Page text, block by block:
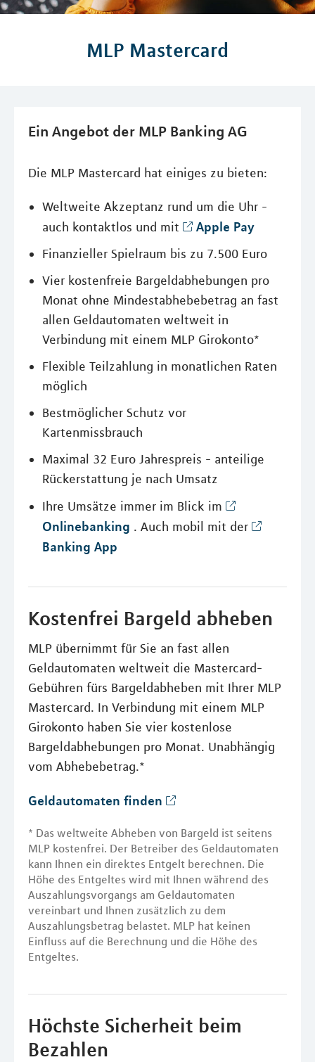
MLP Mastercard
Ein Angebot der MLP Banking AG
Die MLP Mastercard hat einiges zu bieten:
Weltweite Akzeptanz rund um die Uhr -
auch kontaktlos und mit
Apple Pay
Finanzieller Spielraum bis zu 7.500 Euro
Vier kostenfreie Bargeldabhebungen pro
Monat ohne Mindestabhebebetrag an fast
allen Geldautomaten weltweit in
Verbindung mit einem MLP Girokonto*
Flexible Teilzahlung in monatlichen Raten
möglich
Bestmöglicher Schutz vor
Kartenmissbrauch
Maximal 32 Euro Jahrespreis - anteilige
Rückerstattung je nach Umsatz
Ihre Umsätze immer im Blick im
Onlinebanking . Auch mobil mit der
Banking App
Kostenfrei Bargeld abheben
MLP übernimmt für Sie an fast allen
Geldautomaten weltweit die Mastercard-
Gebühren fürs Bargeldabheben mit Ihrer MLP
Mastercard. In Verbindung mit einem MLP
Girokonto haben Sie vier kostenlose
Bargeldabhebungen pro Monat. Unabhängig
vom Abhebebetrag.*
Geldautomaten finden
* Das weltweite Abheben von Bargeld ist seitens
MLP kostenfrei. Der Betreiber des Geldautomaten
kann Ihnen ein direktes Entgelt berechnen. Die
Höhe des Entgeltes wird mit Ihnen während des
Auszahlungsvorgangs am Geldautomaten
vereinbart und Ihnen zusätzlich zu dem
Auszahlungsbetrag belastet. MLP hat keinen
Einfluss auf die Berechnung und die Höhe des
Entgeltes.
Höchste Sicherheit beim
Bezahlen